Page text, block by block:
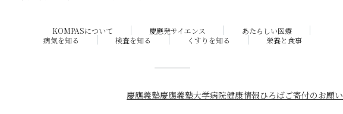
KOMPASについて 慶應発サイエンス
あたらしい医療
病気を知る
検査を知る くすりを知る 栄養と食事
慶應義塾慶應義塾大学病院健康情報ひろばご寄付のお願い